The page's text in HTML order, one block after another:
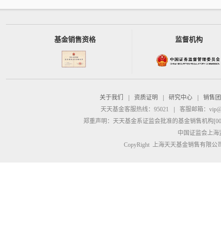
基金销售资格 监督机构
关于我们 资质证明 研究中心
销售
天天基金客服热线：95021
客服邮箱：
郑重声明： 天天基金系证监会批准的基金销售机构
中国证监会上
CopyRight 上海天天基金销售有限